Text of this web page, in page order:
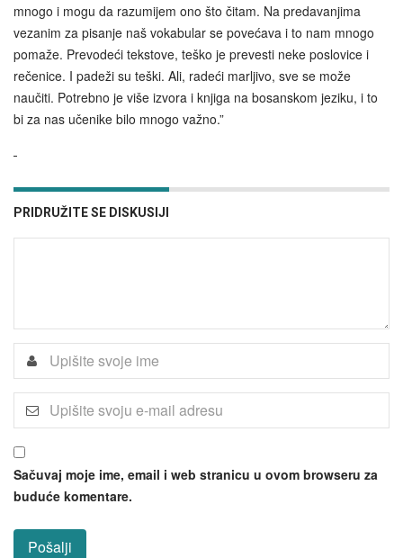
mnogo i mogu da razumijem ono što čitam. Na predavanjima
vezanim za pisanje naš vokabular se povećava i to nam mnogo
pomaže. Prevodeći tekstove, teško je prevesti neke poslovice i
rečenice. I padeži su teški. Ali, radeći marljivo, sve se može
naučiti. Potrebno je više izvora i knjiga na bosanskom jeziku, i to
bi za nas učenike bilo mnogo važno.”
PRIDRUŽITE SE DISKUSIJI
Sačuvaj moje ime, email i web stranicu u ovom browseru za
buduće komentare.